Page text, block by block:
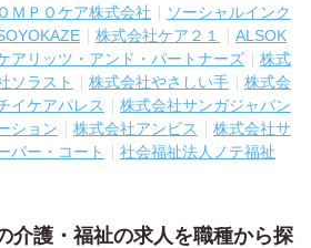
ＭＰＯケア株式会社
ソーシャルインク
株式会社ケア２１
ALSOK
アリッツ・アンド・パートナーズ
株式
ソラスト 株式会社やさしい手
株式会
イケアパレス
株式会社サンガジャパン
ション
株式会社アンビス
株式会社サ
パー・コート
社会福祉法人ノテ福祉
介護・福祉の求人を職種から探